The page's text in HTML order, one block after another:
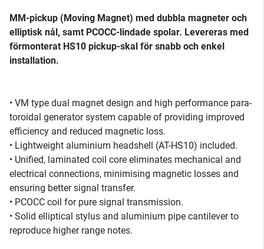
MM-pickup (Moving Magnet) med dubbla magneter och
elliptisk nål, samt PCOCC-lindade spolar. Levereras med
förmonterat HS10 pickup-skal för snabb och enkel
installation.
• VM type dual magnet design and high performance para-
toroidal generator system capable of providing improved
efficiency and reduced magnetic loss.
• Lightweight aluminium headshell (AT-HS10) included.
• Unified, laminated coil core eliminates mechanical and
electrical connections, minimising magnetic losses and
ensuring better signal transfer.
• PCOCC coil for pure signal transmission.
• Solid elliptical stylus and aluminium pipe cantilever to
reproduce higher range notes.